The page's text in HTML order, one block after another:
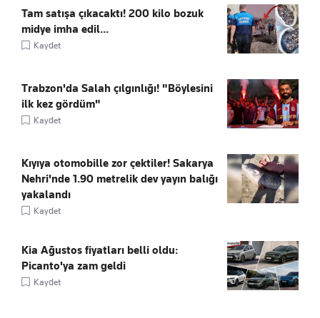
Tam satışa çıkacaktı! 200 kilo bozuk
midye imha edil...
Kaydet
Trabzon'da Salah çılgınlığı! "Böylesini
ilk kez gördüm"
Kaydet
Kıyıya otomobille zor çektiler! Sakarya
Nehri'nde 1.90 metrelik dev yayın balığı
yakalandı
Kaydet
Kia Ağustos fiyatları belli oldu:
Picanto'ya zam geldi
Kaydet